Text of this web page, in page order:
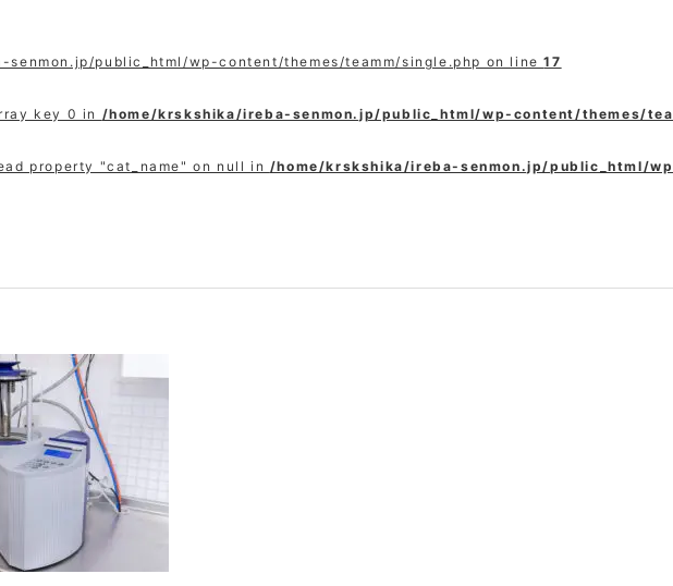
senmon.jp/public_html/wp-content/themes/teamm/single.php on line17
key 0 in /home/krskshika/ireba-senmon.jp/public_html/wp-content/themes/
property "cat_name" on null in /home/krskshika/ireba-senmon.jp/public_html/